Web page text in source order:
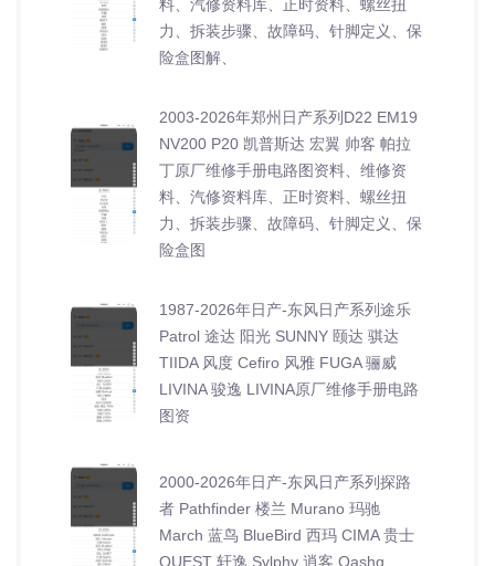
料、汽修资料库、正时资料、螺丝扭
力、拆装步骤、故障码、针脚定义、保
险盒图解、
2003-2026年郑州日产系列D22 EM19
NV200 P20 凯普斯达 宏翼 帅客 帕拉
丁原厂维修手册电路图资料、维修资
料、汽修资料库、正时资料、螺丝扭
力、拆装步骤、故障码、针脚定义、保
险盒图
1987-2026年日产-东风日产系列途乐
Patrol 途达 阳光 SUNNY 颐达 骐达
TIIDA 风度 Cefiro 风雅 FUGA 骊威
LIVINA 骏逸 LIVINA原厂维修手册电路
图资
2000-2026年日产-东风日产系列探路
者 Pathfinder 楼兰 Murano 玛驰
March 蓝鸟 BlueBird 西玛 CIMA 贵士
QUEST 轩逸 Sylphy 逍客 Qashq